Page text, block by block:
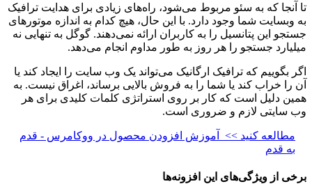
تا آنجا که به سئو مربوط می‌شود، راه‌های زیادی برای هدایت ترافیک
به وبسایت شما وجود دارد. با این حال، هیچ کدام به اندازه موتور‌های
جستجو این پتانسیل را به کاربران ارائه نمی‌دهند. گوگل به تنهایی نه
میلیارد جستجو را هر روز به طور مداوم انجام می‌دهد.
اگر بگوییم که ترافیک ارگانیک می‌تواند یک وب سایت را ایجاد کند یا
آن را خراب کند یا شما را به فروش بالایی برساند، اغراق نیست. به
همین دلیل است که کار بر روی استراتژی کلمات کلیدی برای هر
وب سایتی لازم و ضروری است.
مطالعه کنید >>
آموزش افزودن محصول در ووکامرس - قدم
به قدم
برخی از ویژگی‌های این افزونه‌ها